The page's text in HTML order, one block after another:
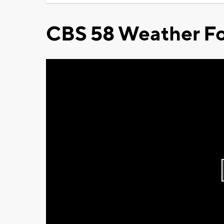
CBS 58 Weather